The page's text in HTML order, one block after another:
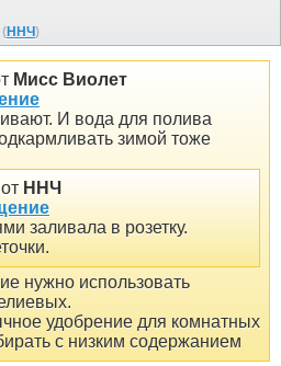
ННЧ)
Мисс Виолет
И вода для полива
зимой тоже
ННЧ
заливала в розетку.
нужно использовать
удобрение для комнатных
с низким содержанием